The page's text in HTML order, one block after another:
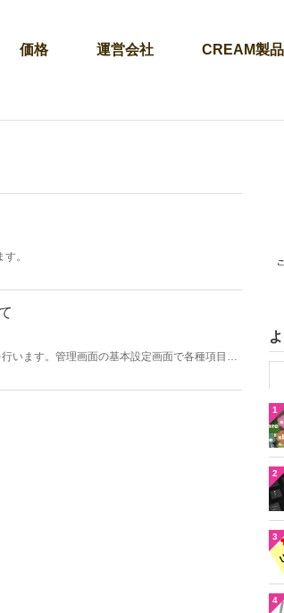
価格 運営会社 CREAM製
。
います。管理画面の基本設定画面で各種項目を
1
2
3
4